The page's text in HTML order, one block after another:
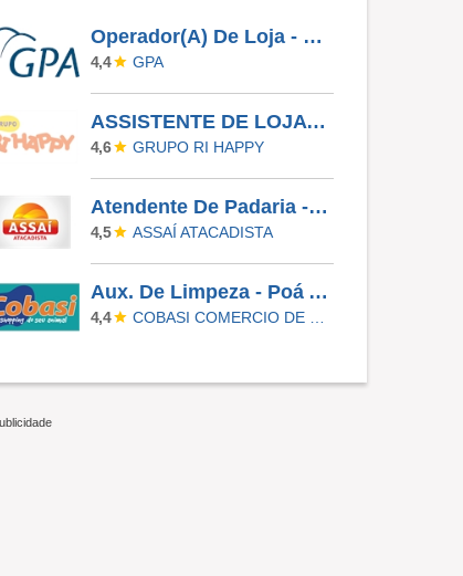
Operador(A) De Loja - Exclusiva Para Pessoas Com Deficiência - Ribeirão Preto
4,4 GPA
ASSISTENTE DE LOJA - RIO PRETO SHOPPING - EFETIVO
4,6 GRUPO RI HAPPY
Atendente De Padaria - Temporário (Alto Da XV)
4,5 ASSAÍ ATACADISTA
Aux. De Limpeza - Poá Av. Assis Brasil
4,4